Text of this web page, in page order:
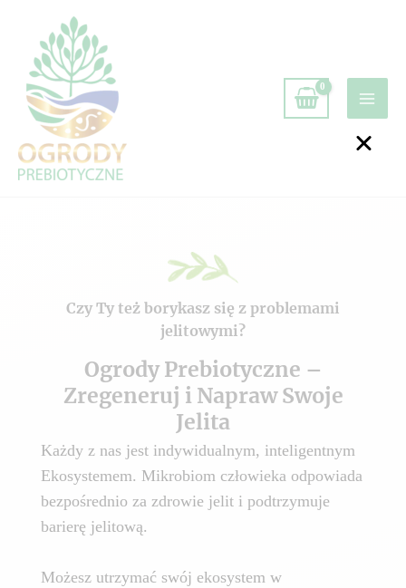
Czy Ty też borykasz się z problemami
jelitowymi?
Ogrody Prebiotyczne –
Zregeneruj i Napraw Swoje
Jelita
Każdy z nas jest indywidualnym, inteligentnym
Ekosystemem. Mikrobiom człowieka odpowiada
bezpośrednio za zdrowie jelit i podtrzymuje
barierę jelitową.
Możesz utrzymać swój ekosystem w